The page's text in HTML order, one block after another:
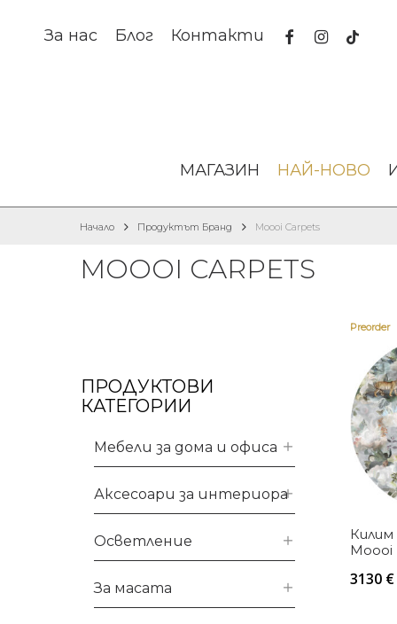
За нас Блог Контакти facebookinstagram
tiktok
МАГАЗИН НАЙ-НОВО
MOOOI CARPETS
Начало Продуктът Бранд Moooi Carpets
ПРОДУКТОВИ
КАТЕГОРИИ
Мебели за дома и офиса
Аксесоари за интериора
Осветление
За масата
Preorder
Moooi
3130 €